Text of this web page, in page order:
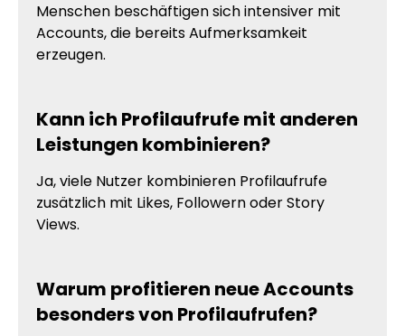
Menschen beschäftigen sich intensiver mit
Accounts, die bereits Aufmerksamkeit
erzeugen.
Kann ich Profilaufrufe mit anderen
Leistungen kombinieren?
Ja, viele Nutzer kombinieren Profilaufrufe
zusätzlich mit Likes, Followern oder Story
Views.
Warum profitieren neue Accounts
besonders von Profilaufrufen?